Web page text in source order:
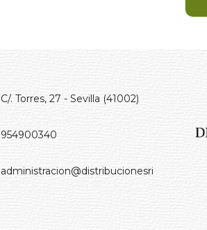
C/. Torres, 27 - Sevilla (41002)
954900340
administracion@distribucionesrivero.es